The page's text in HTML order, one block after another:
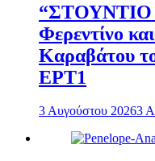
“ΣΤΟΥΝΤΙΟ
Φερεντίνο
Καραβάτου
ΕΡΤ1
3 Αυγούστου 20263